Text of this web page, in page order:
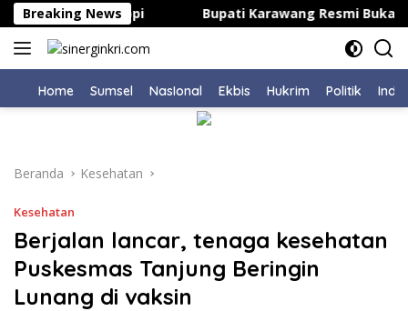
Langsung
ke
konten
Breaking News
di Bahodopi Bupati Karawang Resmi Buka
Home Sumsel NasIonal Ekbis Hukrim Politik
Beranda Kesehatan
Kesehatan
Berjalan lancar, tenaga kesehatan
Puskesmas Tanjung Beringin
Lunang di vaksin